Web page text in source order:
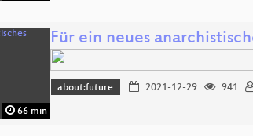
66 min
Für ein neues
about:future 2021-12-29 941